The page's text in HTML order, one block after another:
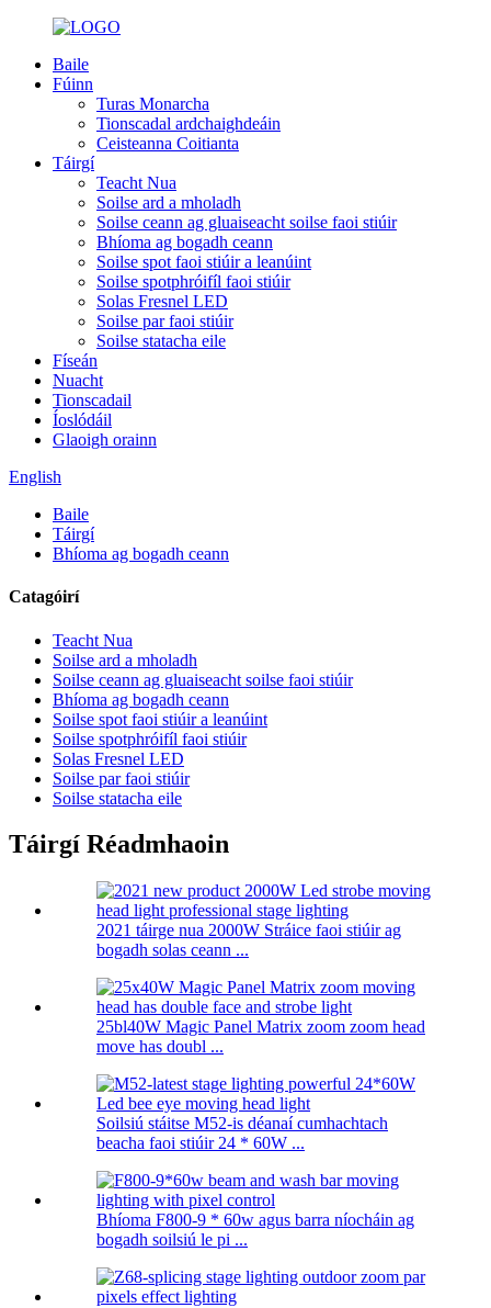
Baile
Fúinn
Turas Monarcha
Tionscadal ardchaighdeáin
Ceisteanna Coitianta
Táirgí
Teacht Nua
Soilse ard a mholadh
Soilse ceann ag gluaiseacht soilse faoi stiúir
Bhíoma ag bogadh ceann
Soilse spot faoi stiúir a leanúint
Soilse spotphróifíl faoi stiúir
Solas Fresnel LED
Soilse par faoi stiúir
Soilse statacha eile
Físeán
Nuacht
Tionscadail
Íoslódáil
Glaoigh orainn
English
Baile
Táirgí
Bhíoma ag bogadh ceann
Catagóirí
Teacht Nua
Soilse ard a mholadh
Soilse ceann ag gluaiseacht soilse faoi stiúir
Bhíoma ag bogadh ceann
Soilse spot faoi stiúir a leanúint
Soilse spotphróifíl faoi stiúir
Solas Fresnel LED
Soilse par faoi stiúir
Soilse statacha eile
Táirgí Réadmhaoin
2021 táirge nua 2000W Stráice faoi stiúir ag
bogadh solas ceann ...
25bl40W Magic Panel Matrix zoom zoom head
move has doubl ...
Soilsiú stáitse M52-is déanaí cumhachtach
beacha faoi stiúir 24 * 60W ...
Bhíoma F800-9 * 60w agus barra níocháin ag
bogadh soilsiú le pi ...